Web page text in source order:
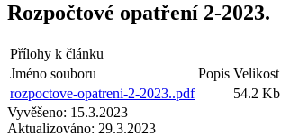
Rozpočtové opatření 2-2023.
Přílohy k článku
Jméno souboru
Popis Velikost
rozpoctove-opatreni-2-2023..pdf
54.2 Kb
Vyvěšeno: 15.3.2023
Aktualizováno: 29.3.2023